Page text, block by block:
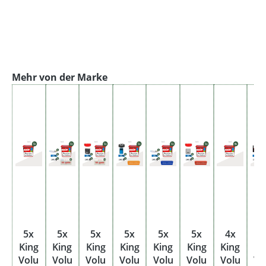
Produktgalerie überspringen
Mehr von der Marke
5x
King
Volu
5x
King
Volu
5x
King
Volu
5x
King
Volu
5x
King
Volu
5x
King
Volu
4x
King
Volu